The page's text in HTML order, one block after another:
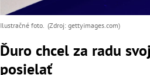
Ilustračné foto. (Zdroj: gettyimages.com)
Ďuro chcel za radu
posielať